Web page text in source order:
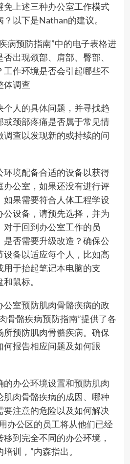
免上述三种办公室工作模式
以下是Nathan的建议。
病预防指南”中的电子表格进
出现颈部、肩部、臀部、
工作环境是否会引起哪些不
体调查
个人的具体问题，并寻找趋
或颈部疼痛是否属于常见情
调查以发现新的或持续的问
环境配备合适的设备以获得
办公室，如果还没有进行评
如果需要符合人体工程学设
公设备，请预先选择，并为
对于回到办公室工作的员
是否需要升级改造？确保公
设备以适应每个人，比如高
用于抬起笔记本电脑的支
鼠标。
公室预防肌肉骨骼疾病的政
骨骼疾病预防指南”提供了各
所预防肌肉骨骼疾病。确保
何报告相应问题及如何跟
的办公环境设置和预防肌肉
肌肉骨骼疾病的成因、哪种
要注意的危险以及如何解决
办公区的员工将从他们已经
到完全不同的办公环境，
训，”内森指出。